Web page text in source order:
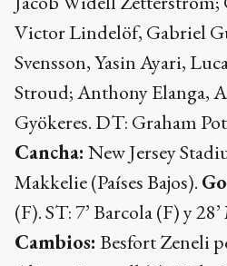
Victor Lindelöf, Gabriel
Svensson, Yasin Ayari,
Stroud; Anthony Elanga,
Gyökeres. DT: Graham
Cancha: New Jersey
Makkelie (Países Bajos).
(F). ST: 7’ Barcola (F) y
Cambios: Besfort Zeneli